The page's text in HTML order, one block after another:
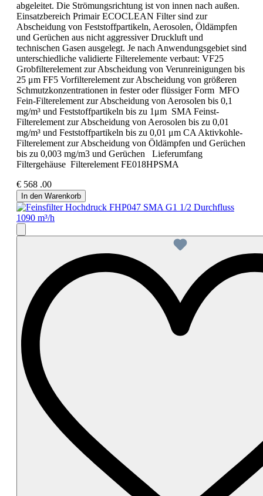
abgeleitet. Die Strömungsrichtung ist von innen nach außen.
Einsatzbereich Primair ECOCLEAN Filter sind zur
Abscheidung von Feststoffpartikeln, Aerosolen, Öldämpfen
und Gerüchen aus nicht aggressiver Druckluft und
technischen Gasen ausgelegt. Je nach Anwendungsgebiet sind
unterschiedliche validierte Filterelemente verbaut: VF25
Grobfilterelement zur Abscheidung von Verunreinigungen bis
25 μm FF5 Vorfilterelement zur Abscheidung von größeren
Schmutzkonzentrationen in fester oder flüssiger Form MFO
Fein-Filterelement zur Abscheidung von Aerosolen bis 0,1
mg/m³ und Feststoffpartikeln bis zu 1μm SMA Feinst-
Filterelement zur Abscheidung von Aerosolen bis zu 0,01
mg/m³ und Feststoffpartikeln bis zu 0,01 μm CA Aktivkohle-
Filterelement zur Abscheidung von Öldämpfen und Gerüchen
bis zu 0,003 mg/m3 und Gerüchen Lieferumfang
Filtergehäuse Filterelement FE018HPSMA
€ 568 .00
In den Warenkorb